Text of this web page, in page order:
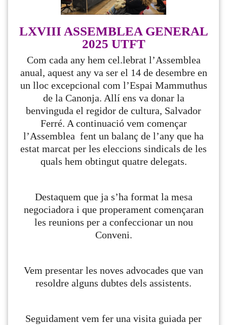
LXVIII ASSEMBLEA GENERAL
2025 UTFT
Com cada any hem cel.lebrat l’Assemblea
anual, aquest any va ser el 14 de desembre en
un lloc excepcional com l’Espai Mammuthus
de la Canonja. Allí ens va donar la
benvinguda el regidor de cultura, Salvador
Ferré. A continuació vem començar
l’Assemblea fent un balanç de l’any que ha
estat marcat per les eleccions sindicals de les
quals hem obtingut quatre delegats.
Destaquem que ja s’ha format la mesa
negociadora i que properament començaran
les reunions per a confeccionar un nou
Conveni.
Vem presentar les noves advocades que van
resoldre alguns dubtes dels assistents.
Seguidament vem fer una visita guiada per